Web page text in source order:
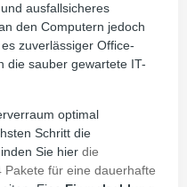
ausfallsicheres
den Computern jedoch
zuverlässiger Office-
die sauber gewartete IT-
optimal
Schritt die
Sie hier die
für eine dauerhafte